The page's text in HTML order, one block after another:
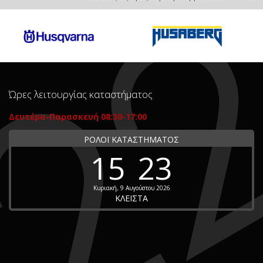
Ώρες λειτουργίας καταστήματος
Δευτέρα-Παρασκευή 08:30-17:00
ΡΟΛΟΪ ΚΑΤΑΣΤΗΜΑΤΟΣ
15 23
Κυριακή, 9 Αυγούστου 2026
ΚΛΕΙΣΤΑ